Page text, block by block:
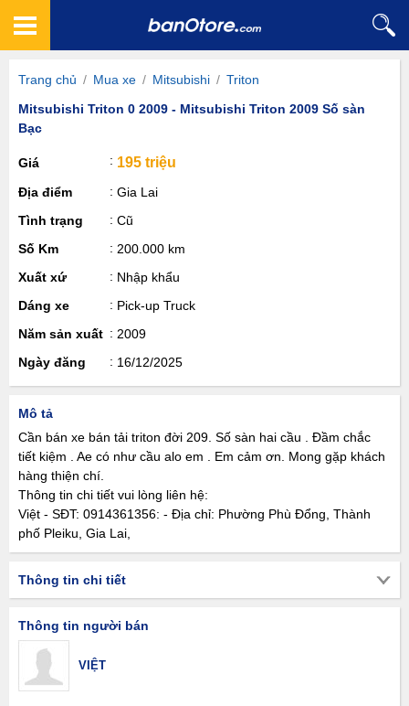
Trang chủ / Mua xe / Mitsubishi / Triton
Mitsubishi Triton 0 2009 - Mitsubishi Triton 2009 Số sàn
Bạc
Giá 195 triệu
Địa điểm
Gia Lai
Tình trạng
Cũ
Số Km
200.000 km
Xuất xứ
Nhập khẩu
Dáng xe
Pick-up Truck
Năm sản xuất
2009
Ngày đăng
16/12/2025
Mô tả
Cần bán xe bán tải triton đời 209. Số sàn hai cầu . Đầm chắc
tiết kiệm . Ae có như cầu alo em . Em cảm ơn. Mong gặp khách
hàng thiện chí.
Thông tin chi tiết vui lòng liên hệ:
Việt - SĐT: 0914361356: - Địa chỉ: Phường Phù Đổng, Thành
phố Pleiku, Gia Lai,
Thông tin chi tiết
Thông tin người bán
VIỆT